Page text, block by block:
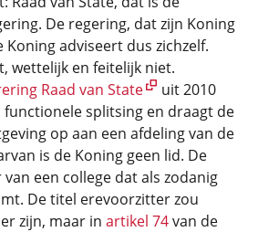
De regering, dat zijn Koning
Koning adviseert dus zichzelf.
wettelijk en feitelijk niet.
Raad van State
uit 2010
splitsing en draagt de
op aan een afdeling van de
is de Koning geen lid. De
een college dat als zodanig
De titel erevoorzitter zou
zijn, maar in artikel 74van de